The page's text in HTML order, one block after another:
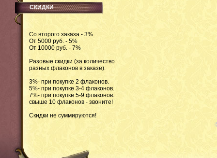
СКИДКИ
Со второго заказа - 3%
От 5000 руб. - 5%
От 10000 руб. - 7%
Разовые скидки (за количество
разных флаконов в заказе):
3%- при покупке 2 флаконов.
5%- при покупке 3-4 флаконов.
7%- при покупке 5-9 флаконов.
свыше 10 флаконов - звоните!
Скидки не суммируются!